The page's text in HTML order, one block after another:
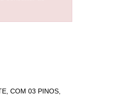
COM 03 PINOS,